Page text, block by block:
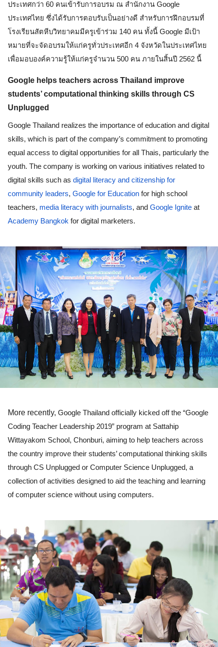
ประเทศกว่า 60 คนเข้ารับการอบรม ณ สำนักงาน Google
ประเทศไทย ซึ่งได้รับการตอบรับเป็นอย่างดี สำหรับการฝึกอบรมที่
โรงเรียนสัตหีบวิทยาคมมีครูเข้าร่วม 140 คน ทั้งนี้ Google มีเป้า
หมายที่จะจัดอบรมให้แก่ครูทั่วประเทศอีก 4 จังหวัดในประเทศไทย
เพื่อมอบองค์ความรู้ให้แก่ครูจำนวน 500 คน ภายในสิ้นปี 2562 นี้
Google helps teachers across Thailand improve
students’ computational thinking skills through CS
Unplugged
Google Thailand realizes the importance of education and digital
skills, which is part of the company’s commitment to promoting
equal access to digital opportunities for all Thais, particularly the
youth. The company is working on various initiatives related to
digital skills such as digital literacy and citizenship for
community leaders, Google for Education for high school
teachers, media literacy with journalists, and Google Ignite
Academy Bangkok for digital marketers.
More recently, Google Thailand officially kicked off the “Google
Coding Teacher Leadership 2019” program at Sattahip
Wittayakom School, Chonburi, aiming to help teachers across
the country improve their students’ computational thinking skills
through CS Unplugged or Computer Science Unplugged, a
collection of activities designed to aid the teaching and learning
of computer science without using computers.